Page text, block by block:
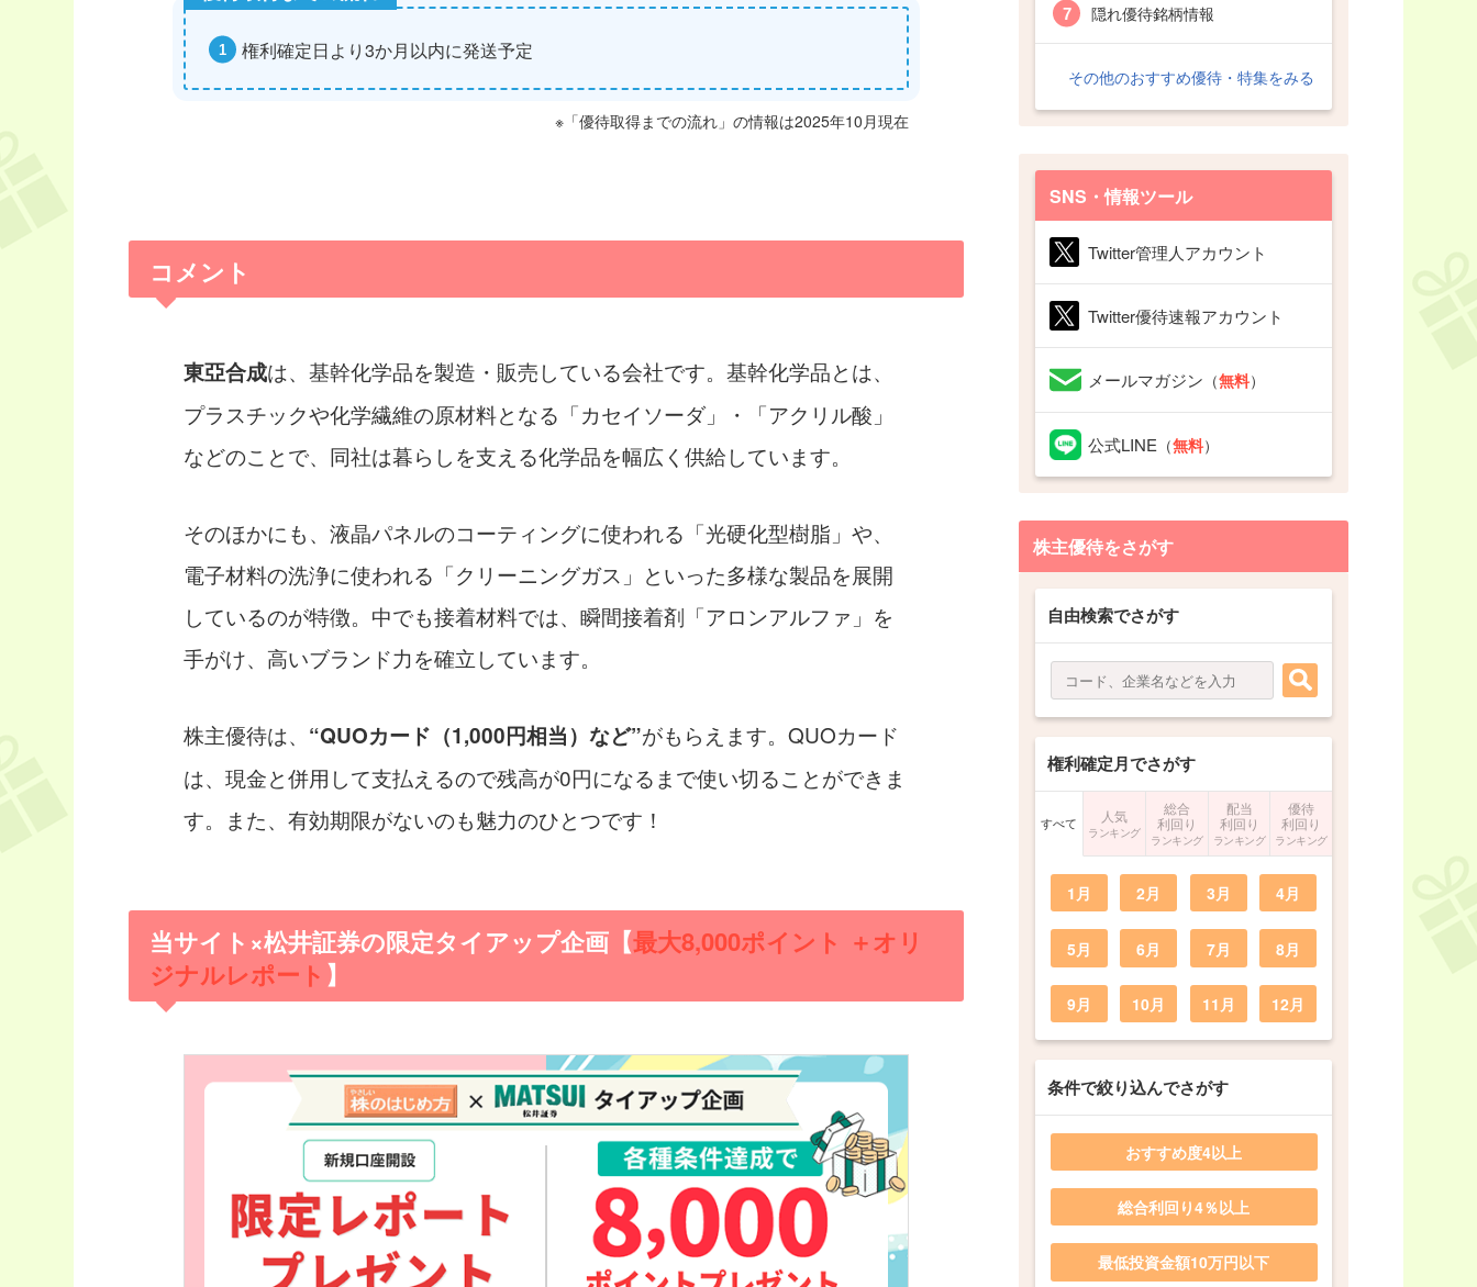
権利確定日より3か月以内に発送予定
※「優待取得までの流れ」の情報は2025年10月現在
コメント
東亞合成は、基幹化学品を製造・販売している会社です。基幹化学品とは、
プラスチックや化学繊維の原材料となる「カセイソーダ」・「アクリル酸」
などのことで、同社は暮らしを支える化学品を幅広く供給しています。
そのほかにも、液晶パネルのコーティングに使われる「光硬化型樹脂」や、
電子材料の洗浄に使われる「クリーニングガス」といった多様な製品を展開
しているのが特徴。中でも接着材料では、瞬間接着剤「アロンアルファ」を
手がけ、高いブランド力を確立しています。
株主優待は、 “QUOカード（1,000円相当）など”がもらえます。QUOカード
は、現金と併用して支払えるので残高が0円になるまで使い切ることができま
す。また、有効期限がないのも魅力のひとつです！
当サイト×松井証券の限定タイアップ企画【最大8,000ポイント ＋オリ
ジナルレポート 】
隠れ優待銘柄情報
その他のおすすめ優待・特集をみる
SNS・情報ツール
Twitter管理人アカウント
Twitter優待速報アカウント
メールマガジン （無料）
公式LINE （無料）
株主優待をさがす
自由検索でさがす
権利確定月でさがす
すべて 人気
ランキング
総合
利回り
ランキング
配当
利回り
ランキング
優待
利回り
ランキング
1月 2月 3月 4月
5月 6月 7月 8月
9月 10月 11月 12月
条件で絞り込んでさがす
おすすめ度4以上
総合利回り4％以上
最低投資金額10万円以下